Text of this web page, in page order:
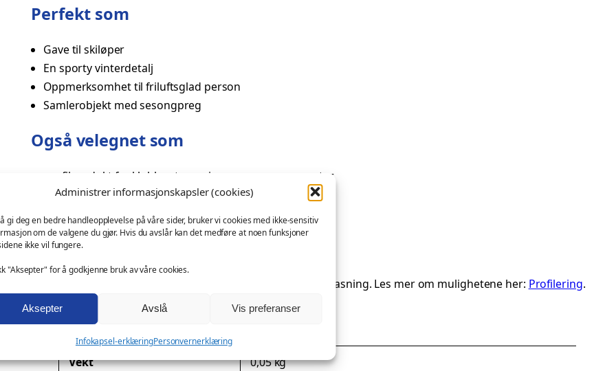
Administrer informasjonskapsler (cookies)
gi deg en bedre handleopplevelse på våre sider, bruker vi cookies med ikke-sensitiv
om de valgene du gjør. Hvis du avslår kan det medføre at noen funksjoner
ikke vil fungere.
"Aksepter" for å godkjenne bruk av våre cookies.
Aksepter Avslå Vis preferanser
Infokapsel-erklæringPersonvernerklæring
p
r
–
K
v
k
c
k
a
t
a
l
Perfekt som
Gave til skiløper
En sporty vinterdetalj
Oppmerksomhet til friluftsglad person
Samlerobjekt med sesongpreg
Også velegnet som
profilprodukt for klubber, turneringer og arrangementer
messeartikkel og kampanjeprodukt
kundegave – med eller uten logo
Ønsker du profilering?
Denne modellen kan leveres med firmalogo eller spesialtilpasning. Les mer om mulighetene her: Profilering.
Tilleggsinformasjon
A
Vekt 0,05 kg